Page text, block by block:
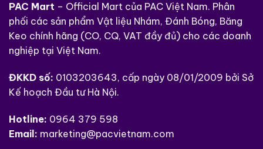
PAC Mart – Official Mart của PAC Việt Nam. Phân
phối các sản phẩm Vật liệu Nhám, Đánh Bóng, Băng
Keo chính hãng (CO, CQ, VAT đầy đủ) cho các doanh
nghiệp tại Việt Nam.
ĐKKD số: 0103203643, cấp ngày 08/01/2009 bởi Sở
Kế hoạch Đầu tư Hà Nội.
Hotline: 0964 379 598
Email: marketing@pacvietnam.com